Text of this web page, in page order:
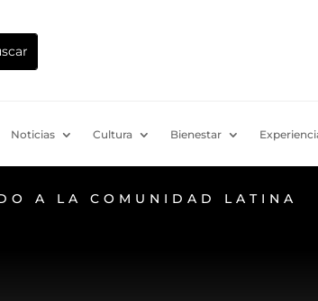
Noticias Cultura Bienestar
A LA COMUNIDAD LATINA